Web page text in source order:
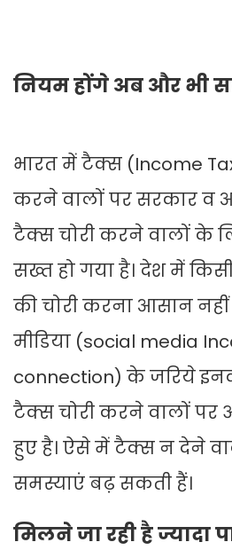
नियम होंगे अब और भी
भारत में टैक्स (Income
करने वालों पर सरकार व
टैक्स चोरी करने वालों के
सख्त हो गया है। देश में
की चोरी करना आसान
मीडिया (social media
connection) के जरिये
टैक्स चोरी करने वालों पर
हुए है। ऐसे में टैक्स न देने
समस्याएं बढ़ सकती हैं।
मिलने जा रही है ज्यादा